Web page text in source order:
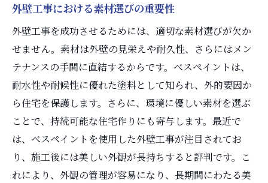
外壁工事における素材選びの重要性
外壁工事を成功させるためには、適切な素材選びが欠か
せません。素材は外壁の見栄えや耐久性、さらにはメン
テナンスの手間に直結するからです。べスペイントは、
耐水性や耐候性に優れた塗料として知られ、外的要因か
ら住宅を保護します。さらに、環境に優しい素材を選ぶ
ことで、持続可能な住宅作りにも寄与します。最近で
は、べスペイントを使用した外壁工事が注目されてお
り、施工後には美しい外観が長持ちすると評判です。こ
れにより、外観の管理が容易になり、長期間にわたる美